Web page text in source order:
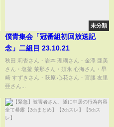
未分類
僕青集会「冠番組初回放送記
念」二組目 23.10.21
秋田 莉杏さん・岩本 理瑚さん・金澤 亜美
さん・塩釜 菜那さん・須永 心海さん・早
崎 すずきさん・萩原 心花さん・宮腰 友里
亜さん...